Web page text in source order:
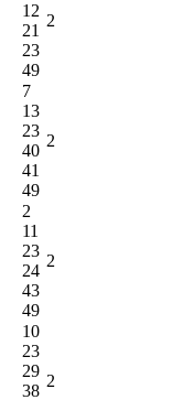
12
21
23
49
2
7
13
23
40
41
49
2
2
11
23
24
43
49
2
10
23
29
38
2